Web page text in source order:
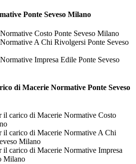
Ponte Seveso Milano
Costo Ponte Seveso Milano
A Chi Rivolgersi Ponte Seveso
Impresa Edile Ponte Seveso
di Macerie Normative Ponte Seveso
il carico di Macerie Normative Costo
il carico di Macerie Normative A Chi
Milano
il carico di Macerie Normative Impresa
Milano